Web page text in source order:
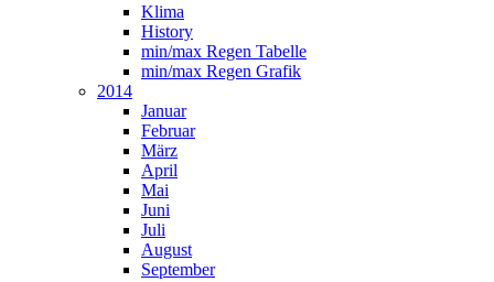
Klima
History
min/max Regen Tabelle
min/max Regen Grafik
2014
Januar
Februar
März
April
Mai
Juni
Juli
August
September